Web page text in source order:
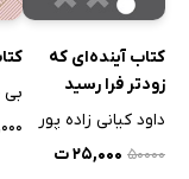
کتاب آینده‌ای که
زودتر فرا رسید
داود کیانی زاده پور
۵۰۰۰۰ ۲۵,۰۰۰ ت